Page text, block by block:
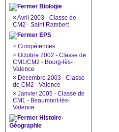
Biologie
× Avril 2003 - Classe de
CM2 - Saint Rambert
EPS
× Compétences
× Octobre 2002 - Classe de
CM1/CM2 - Bourg-lès-
Valence
× Décembre 2003 - Classe
de CM2 - Valence
× Janvier 2005 - Classe de
CM1 - Beaumont-lès-
Valence
Histoire-
Géographie